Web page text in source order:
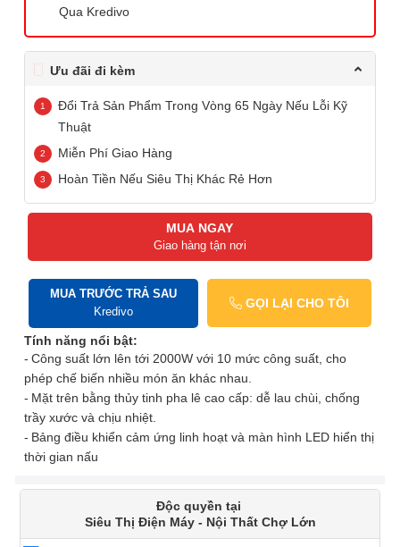
Qua Kredivo
Ưu đãi đi kèm
Đổi Trả Sản Phẩm Trong Vòng 65 Ngày Nếu Lỗi Kỹ
Thuật
Miễn Phí Giao Hàng
Hoàn Tiền Nếu Siêu Thị Khác Rẻ Hơn
MUA NGAY
Giao hàng tận nơi
MUA TRƯỚC TRẢ SAU
Kredivo
GỌI LẠI CHO TÔI
Tính năng nổi bật:
Công suất lớn lên tới 2000W với 10 mức công suất, cho
phép chế biến nhiều món ăn khác nhau.
Mặt trên bằng thủy tinh pha lê cao cấp: dễ lau chùi, chống
trầy xước và chịu nhiệt.
Bảng điều khiển cảm ứng linh hoạt và màn hình LED hiển thị
thời gian nấu
Độc quyền tại
Siêu Thị Điện Máy - Nội Thất Chợ Lớn